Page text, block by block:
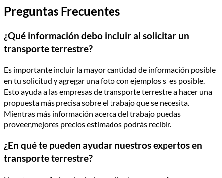
Preguntas Frecuentes
¿Qué información debo incluir al solicitar un
transporte terrestre?
Es importante incluir la mayor cantidad de información posible
en tu solicitud y agregar una foto con ejemplos si es posible.
Esto ayuda a las empresas de transporte terrestre a hacer una
propuesta más precisa sobre el trabajo que se necesita.
Mientras más información acerca del trabajo puedas
proveer,mejores precios estimados podrás recibir.
¿En qué te pueden ayudar nuestros expertos en
transporte terrestre?